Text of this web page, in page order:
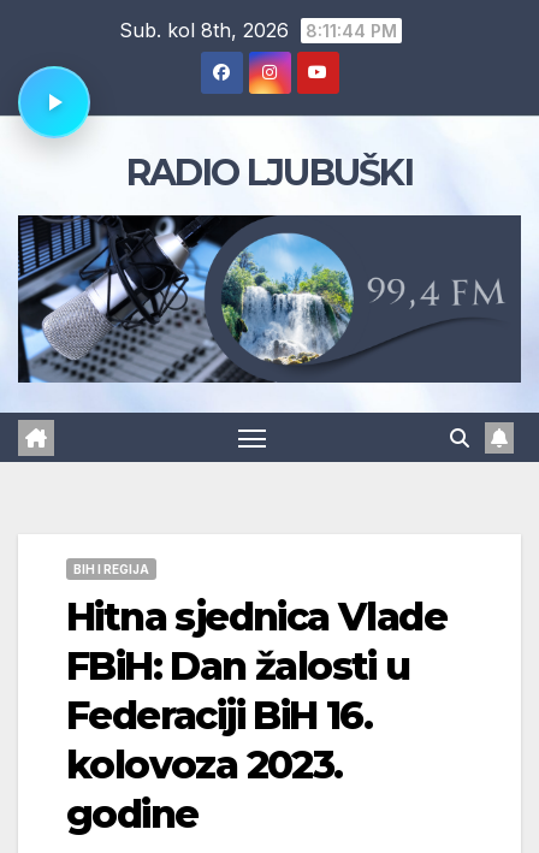
content
Sub. kol 8th, 2026 8:11:45 PM
RADIO LJUBUŠKI
BIH I REGIJA
Hitna sjednica Vlade
FBiH: Dan žalosti u
Federaciji BiH 16.
kolovoza 2023.
godine